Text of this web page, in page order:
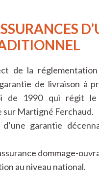
de la
de livraison à
de 1990 qui régit
sur Martigné Ferchaud.
garantie
dommage-
au niveau national.